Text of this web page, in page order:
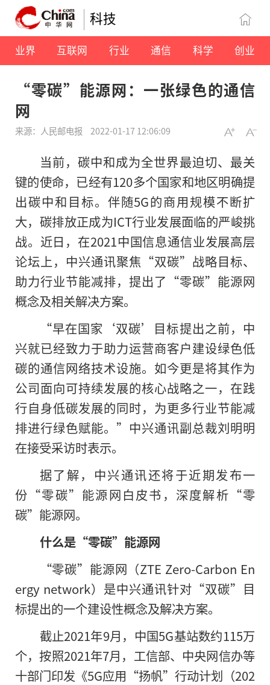
科技
业界 互联网 行业 通信 科学 创业
“零碳”能源网：一张绿色的通信
网
来源：人民邮电报 2022-01-17 12:06:09
当前，碳中和成为全世界最迫切、最关
键的使命，已经有120多个国家和地区明确提
出碳中和目标。伴随5G的商用规模不断扩
大，碳排放正成为ICT行业发展面临的严峻挑
战。近日，在2021中国信息通信业发展高层
论坛上，中兴通讯聚焦“双碳”战略目标、
助力行业节能减排，提出了“零碳”能源网
概念及相关解决方案。
“早在国家‘双碳’目标提出之前，中
兴就已经致力于助力运营商客户建设绿色低
碳的通信网络技术设施。如今更是将其作为
公司面向可持续发展的核心战略之一，在践
行自身低碳发展的同时，为更多行业节能减
排进行绿色赋能。”中兴通讯副总裁刘明明
在接受采访时表示。
据了解，中兴通讯还将于近期发布一
份“零碳”能源网白皮书，深度解析“零
碳”能源网。
什么是“零碳”能源网
“零碳”能源网（ZTE Zero-Carbon En
ergy network）是中兴通讯针对“双碳”目
标提出的一个建设性概念及解决方案。
截止2021年9月，中国5G基站数约115万
个，按照2021年7月，工信部、中央网信办等
十部门印发《5G应用“扬帆”行动计划（202